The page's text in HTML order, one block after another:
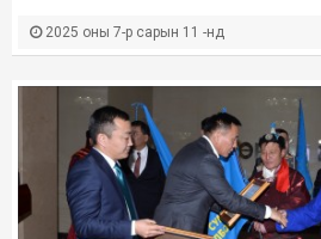
2025 оны 7-р сарын 11 -нд